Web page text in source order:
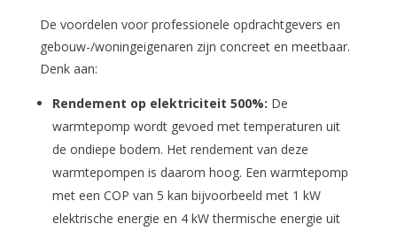
De voordelen voor professionele opdrachtgevers en
gebouw-/woningeigenaren zijn concreet en meetbaar.
Denk aan:
Rendement op elektriciteit 500%: De
warmtepomp wordt gevoed met temperaturen uit
de ondiepe bodem. Het rendement van deze
warmtepompen is daarom hoog. Een warmtepomp
met een COP van 5 kan bijvoorbeeld met 1 kW
elektrische energie en 4 kW thermische energie uit